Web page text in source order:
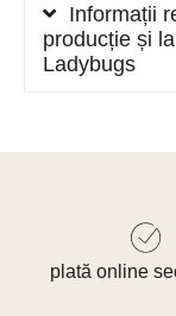
Informații
producție și
Ladybugs
plată online